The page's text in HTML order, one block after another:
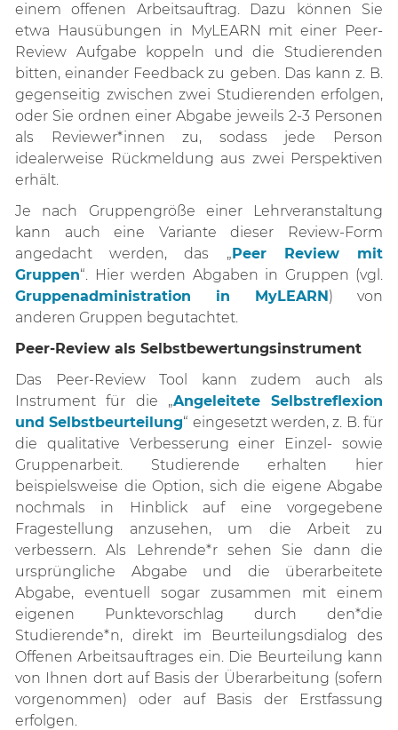
einem offenen Arbeitsauftrag. Dazu können Sie
etwa Hausübungen in MyLEARN mit einer Peer-
Review Aufgabe koppeln und die Studierenden
bitten, einander Feedback zu geben. Das kann z. B.
gegenseitig zwischen zwei Studierenden erfolgen,
oder Sie ordnen einer Abgabe jeweils 2-3 Personen
als Reviewer*innen zu, sodass jede Person
idealerweise Rückmeldung aus zwei Perspektiven
erhält.
Je nach Gruppengröße einer Lehrveranstaltung
kann auch eine Variante dieser Review-Form
angedacht werden, das „Peer Review mit
Gruppen“. Hier werden Abgaben in Gruppen (vgl.
Gruppenadministration in MyLEARN) von
anderen Gruppen begutachtet.
Peer-Review als Selbstbewertungsinstrument
Das Peer-Review Tool kann zudem auch als
Instrument für die „Angeleitete Selbstreflexion
und Selbstbeurteilung“ eingesetzt werden, z. B. für
die qualitative Verbesserung einer Einzel- sowie
Gruppenarbeit. Studierende erhalten hier
beispielsweise die Option, sich die eigene Abgabe
nochmals in Hinblick auf eine vorgegebene
Fragestellung anzusehen, um die Arbeit zu
verbessern. Als Lehrende*r sehen Sie dann die
ursprüngliche Abgabe und die überarbeitete
Abgabe, eventuell sogar zusammen mit einem
eigenen Punktevorschlag durch den*die
Studierende*n, direkt im Beurteilungsdialog des
Offenen Arbeitsauftrages ein. Die Beurteilung kann
von Ihnen dort auf Basis der Überarbeitung (sofern
vorgenommen) oder auf Basis der Erstfassung
erfolgen.